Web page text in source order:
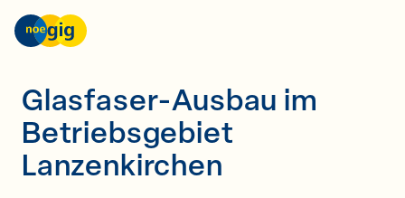
nöGIG – unser Netz. unsere Zukunft.
Glasfaser-Ausbau im
Betriebsgebiet
Lanzenkirchen